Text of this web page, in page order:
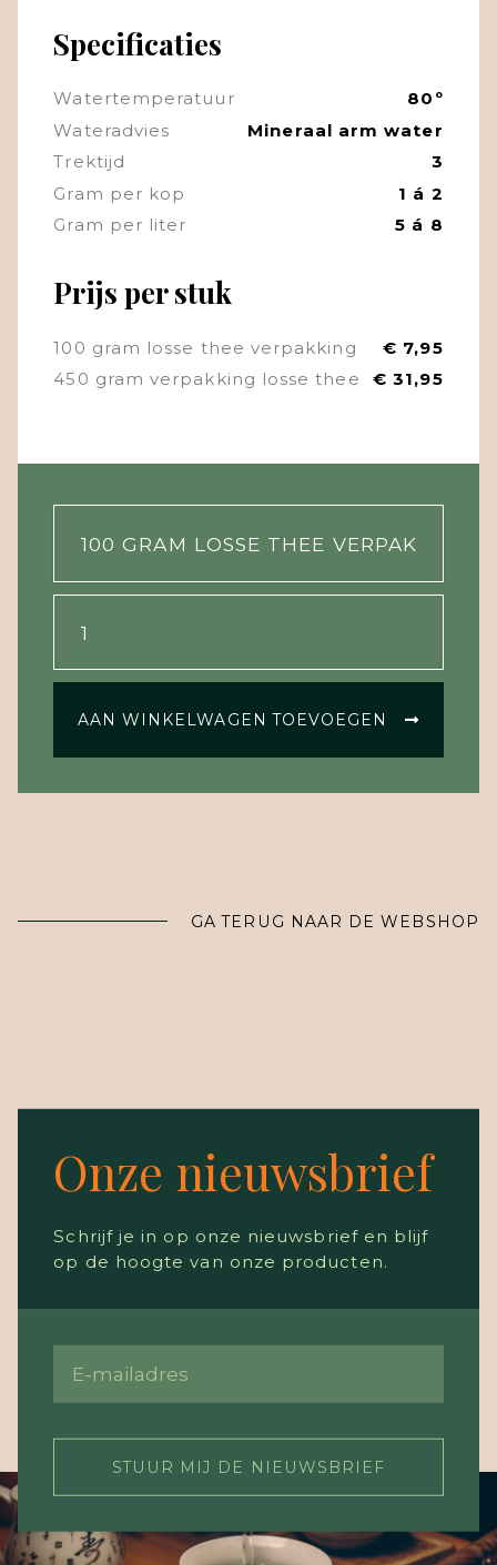
Specificaties
Watertemperatuur
80º
Wateradvies
Mineraal arm water
Trektijd
3
Gram per kop
1 á 2
Gram per liter
5 á 8
Prijs per stuk
100 gram losse thee verpakking
€ 7,95
450 gram verpakking losse thee
€ 31,95
AAN WINKELWAGEN TOEVOEGEN
GA TERUG NAAR DE WEBSHOP
Onze nieuwsbrief
Schrijf je in op onze nieuwsbrief en blijf
op de hoogte van onze producten.
STUUR MIJ DE NIEUWSBRIEF